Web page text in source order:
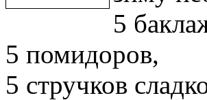
5
5 помидоров,
5 стручков